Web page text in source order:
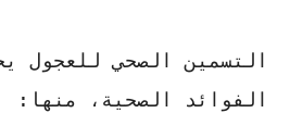
التسمين الصحي للعجول
الفوائد الصحية، منها: